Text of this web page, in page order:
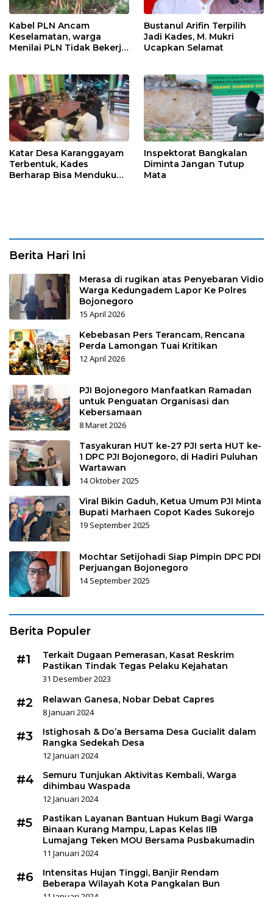
Kabel PLN Ancam
Keselamatan, warga
Menilai PLN Tidak Bekerja
Bustanul Arifin Terpilih
Jadi Kades, M. Mukri
Ucapkan Selamat
Katar Desa Karanggayam
Terbentuk, Kades
Berharap Bisa Mendukung
Inspektorat Bangkalan
Diminta Jangan Tutup
Mata
Berita Hari Ini
Merasa di rugikan atas Penyebaran Vidio
Warga Kedungadem Lapor Ke Polres
Bojonegoro
15 April 2026
Kebebasan Pers Terancam, Rencana
Perda Lamongan Tuai Kritikan
12 April 2026
PJI Bojonegoro Manfaatkan Ramadan
untuk Penguatan Organisasi dan
Kebersamaan
8 Maret 2026
Tasyakuran HUT ke-27 PJI serta HUT ke-
1 DPC PJI Bojonegoro, di Hadiri Puluhan
Wartawan
14 Oktober 2025
Viral Bikin Gaduh, Ketua Umum PJI Minta
Bupati Marhaen Copot Kades Sukorejo
19 September 2025
Mochtar Setijohadi Siap Pimpin DPC PDI
Perjuangan Bojonegoro
14 September 2025
Berita Populer
#1
Terkait Dugaan Pemerasan, Kasat Reskrim
Pastikan Tindak Tegas Pelaku Kejahatan
31 Desember 2023
#2
Relawan Ganesa, Nobar Debat Capres
8 Januari 2024
#3
Istighosah & Do’a Bersama Desa Gucialit dalam
Rangka Sedekah Desa
12 Januari 2024
#4
Semuru Tunjukan Aktivitas Kembali, Warga
dihimbau Waspada
12 Januari 2024
#5
Pastikan Layanan Bantuan Hukum Bagi Warga
Binaan Kurang Mampu, Lapas Kelas IIB
Lumajang Teken MOU Bersama Pusbakumadin
11 Januari 2024
#6
Intensitas Hujan Tinggi, Banjir Rendam
Beberapa Wilayah Kota Pangkalan Bun